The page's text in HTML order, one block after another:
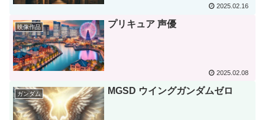
2025.02.16
映像作品 プリキュア 声優
2025.02.08
ガンダム MGSD ウイングガンダムゼロ